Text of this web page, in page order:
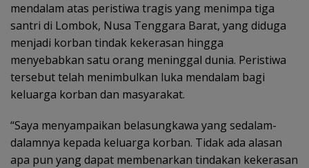
mendalam atas peristiwa tragis yang menimpa tiga
santri di Lombok, Nusa Tenggara Barat, yang diduga
menjadi korban tindak kekerasan hingga
menyebabkan satu orang meninggal dunia. Peristiwa
tersebut telah menimbulkan luka mendalam bagi
keluarga korban dan masyarakat.
“Saya menyampaikan belasungkawa yang sedalam-
dalamnya kepada keluarga korban. Tidak ada alasan
apa pun yang dapat membenarkan tindakan kekerasan